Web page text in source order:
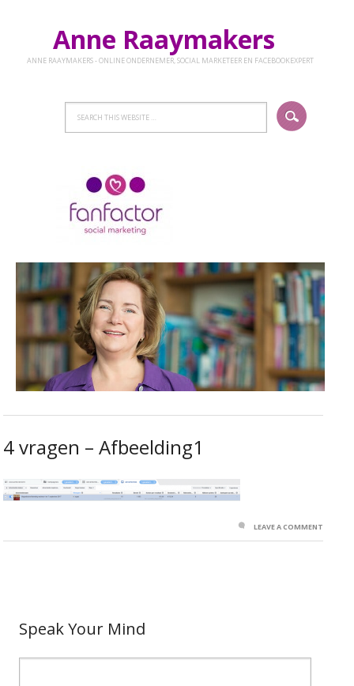
Anne Raaymakers
ANNE RAAYMAKERS - ONLINE ONDERNEMER, SOCIAL MARKETEER EN FACEBOOKEXPERT
4 vragen – Afbeelding1
LEAVE A COMMENT
Speak Your Mind